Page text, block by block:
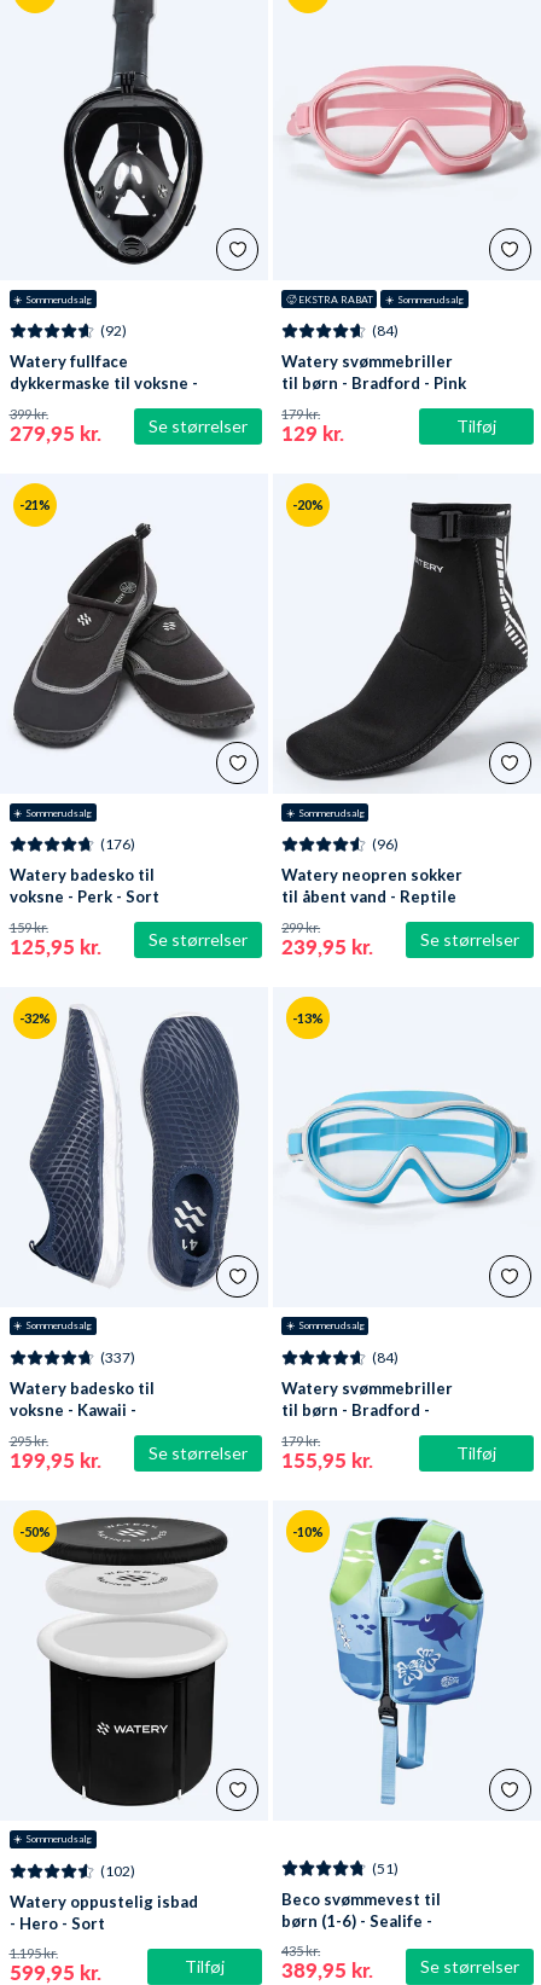
☀️ Sommerudsalg
Se størrelser
(92)
Watery fullface
dykkermaske til voksne -
Oxygen - Sort
279,95 kr.
399 kr.
🥵 EKSTRA RABAT ☀️ Sommerudsalg
Tilføj
(84)
Watery svømmebriller
til børn - Bradford - Pink
129 kr.
179 kr.
-21%
☀️ Sommerudsalg
Se størrelser
(176)
Watery badesko til
voksne - Perk - Sort
125,95 kr.
159 kr.
-20%
☀️ Sommerudsalg
Se størrelser
(96)
Watery neopren sokker
til åbent vand - Reptile
(3 mm) - Sort
239,95 kr.
299 kr.
-32%
☀️ Sommerudsalg
Se størrelser
(337)
Watery badesko til
voksne - Kawaii -
Mørkeblå
199,95 kr.
295 kr.
-13%
☀️ Sommerudsalg
Tilføj
(84)
Watery svømmebriller
til børn - Bradford -
Blå/hvid
155,95 kr.
179 kr.
-50%
☀️ Sommerudsalg
Tilføj
(102)
Watery oppustelig isbad
- Hero - Sort
599,95 kr.
1.195 kr.
-10%
Se størrelser
(51)
Beco svømmevest til
børn (1-6) - Sealife -
Lyseblå/grøn
389,95 kr.
435 kr.